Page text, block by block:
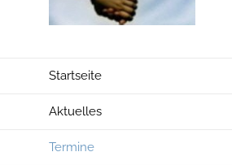
Startseite
Aktuelles
Termine